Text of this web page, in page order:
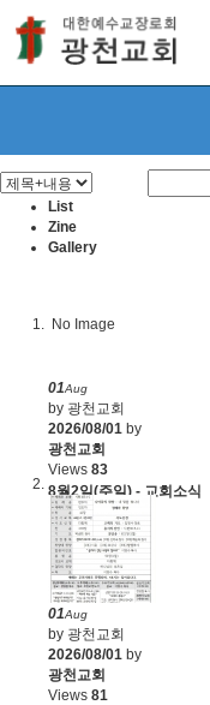
List
Zine
Gallery
No Image
01Aug
by 광천교회
2026/08/01 by
광천교회
Views 83
8월2일(주일) - 교회소식
01Aug
by 광천교회
2026/08/01 by
광천교회
Views 81